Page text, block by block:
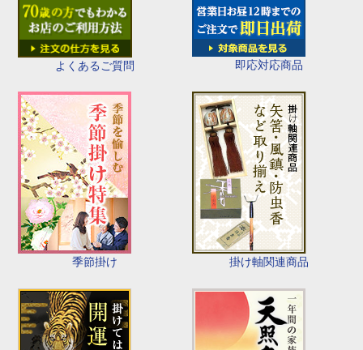
よくあるご質問 即応対応商品
季節掛け 掛け軸関連商品